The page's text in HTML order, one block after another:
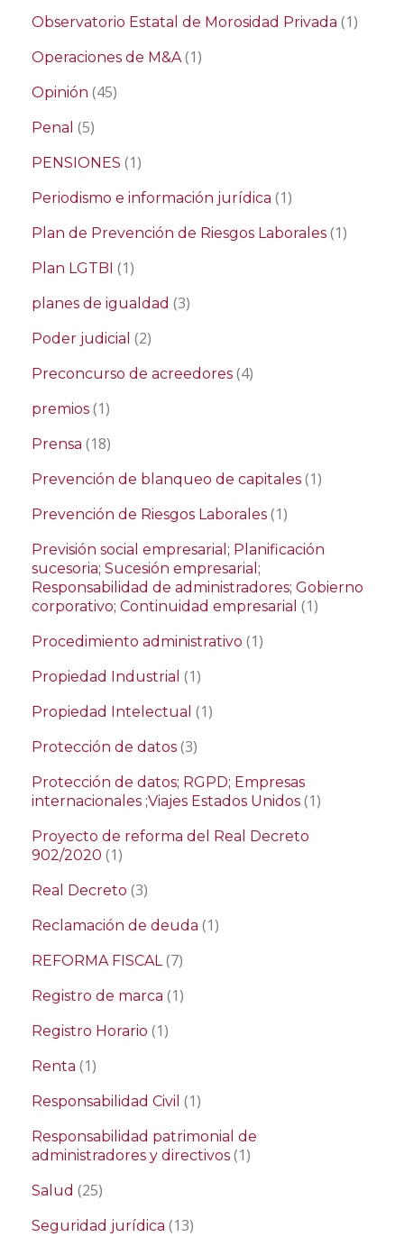
Observatorio Estatal de Morosidad Privada (1)
Operaciones de M&A(1)
Opinión (45)
Penal (5)
PENSIONES (1)
Periodismo e información jurídica (1)
Plan de Prevención de Riesgos Laborales (1)
Plan LGTBI (1)
planes de igualdad (3)
Poder judicial (2)
Preconcurso de acreedores (4)
premios (1)
Prensa (18)
Prevención de blanqueo de capitales (1)
Prevención de Riesgos Laborales (1)
Previsión social empresarial; Planificación
sucesoria; Sucesión empresarial;
Responsabilidad de administradores; Gobierno
corporativo; Continuidad empresarial (1)
Procedimiento administrativo (1)
Propiedad Industrial (1)
Propiedad Intelectual (1)
Protección de datos (3)
Protección de datos; RGPD; Empresas
internacionales ;Viajes Estados Unidos (1)
Proyecto de reforma del Real Decreto
902/2020 (1)
Real Decreto (3)
Reclamación de deuda (1)
REFORMA FISCAL(7)
Registro de marca (1)
Registro Horario (1)
Renta (1)
Responsabilidad Civil (1)
Responsabilidad patrimonial de
administradores y directivos (1)
Salud (25)
Seguridad jurídica (13)